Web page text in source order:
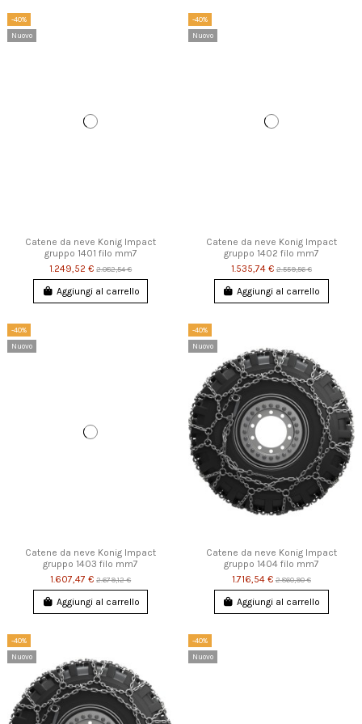
-40%
Nuovo
Catene da neve Konig Impact
gruppo 1401 filo mm7
1.249,52 €2.082,54 €
Aggiungi al carrello
-40%
Nuovo
Catene da neve Konig Impact
gruppo 1402 filo mm7
1.535,74 €2.559,56 €
Aggiungi al carrello
-40%
Nuovo
Catene da neve Konig Impact
gruppo 1403 filo mm7
1.607,47 €2.679,12 €
Aggiungi al carrello
-40%
Nuovo
Catene da neve Konig Impact
gruppo 1404 filo mm7
1.716,54 €2.860,90 €
Aggiungi al carrello
-40%
Nuovo
-40%
Nuovo